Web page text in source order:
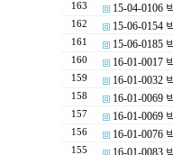
163 15-04-0106
162 15-06-0154
161 15-06-0185
160 16-01-0017
159 16-01-0032
158 16-01-0069
157 16-01-0069
156 16-01-0076
155 16-01-0083